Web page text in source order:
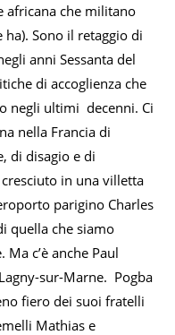
africana che militano
ha). Sono il retaggio di
anni Sessanta del
di accoglienza che
negli ultimi decenni. Ci
nella Francia di
di disagio e di
cresciuto in una villetta
parigino Charles
quella che siamo
c’è anche Paul
sur-Marne. Pogba
fiero dei suoi fratelli
Mathias e